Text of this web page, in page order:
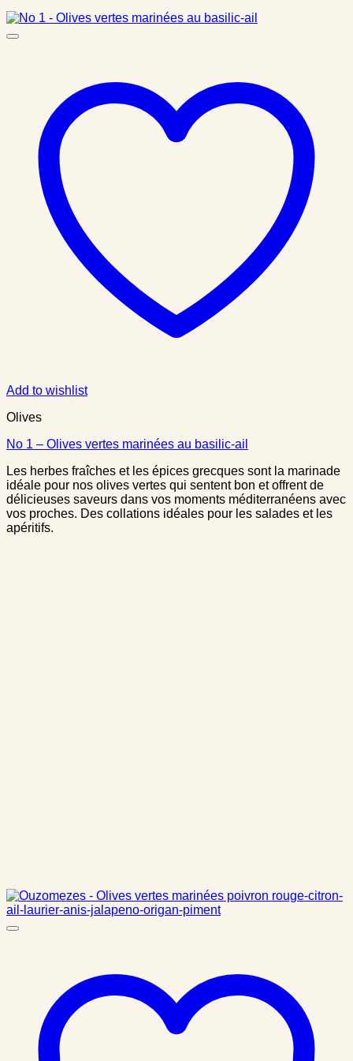
Add to wishlist
Olives
No 1 – Olives vertes marinées au basilic-ail
Les herbes fraîches et les épices grecques sont la marinade
idéale pour nos olives vertes qui sentent bon et offrent de
délicieuses saveurs dans vos moments méditerranéens avec
vos proches. Des collations idéales pour les salades et les
apéritifs.